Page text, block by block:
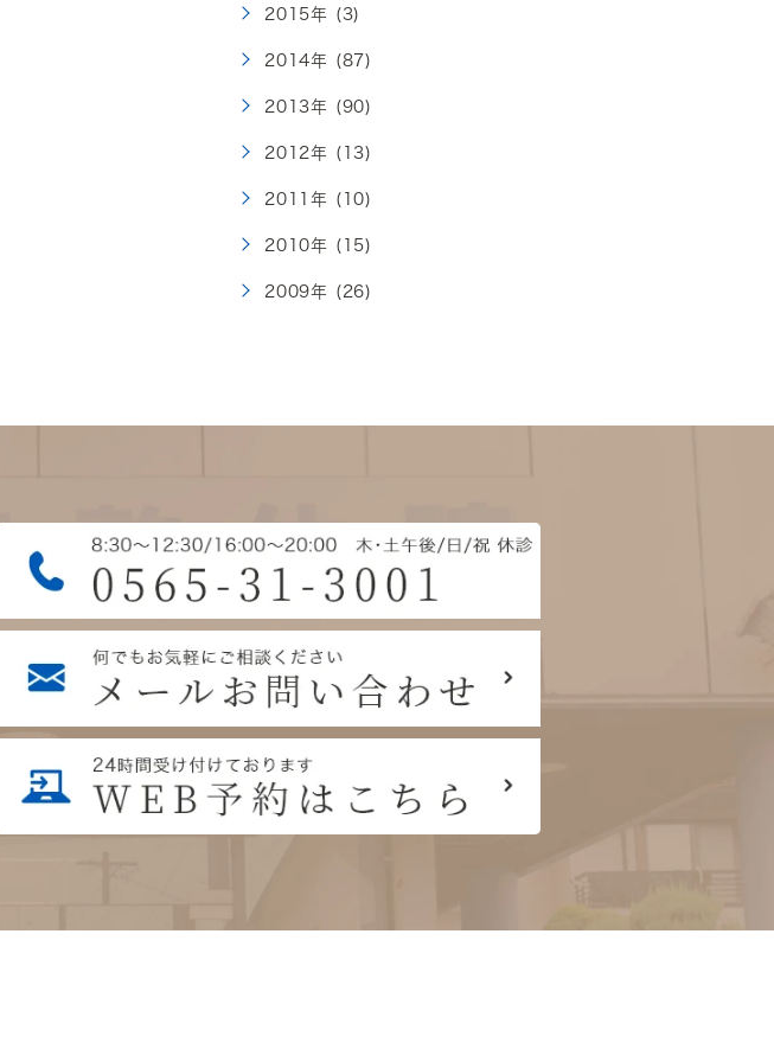
2015年 (3)
2014年 (87)
2013年 (90)
2012年 (13)
2011年 (10)
2010年 (15)
2009年 (26)